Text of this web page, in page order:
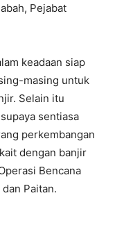
Pejabat
keadaan siap
masing untuk
Selain itu
sentiasa
perkembangan
dengan banjir
Bencana
Paitan.